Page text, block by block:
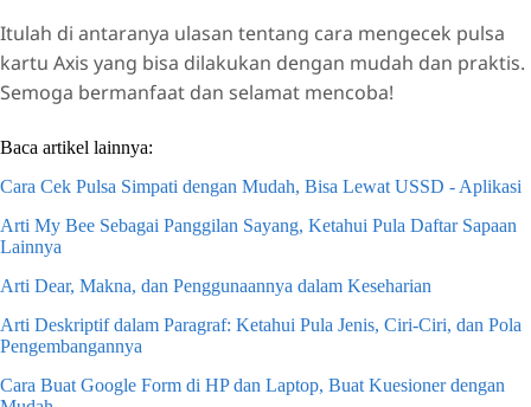
Itulah di antaranya ulasan tentang cara mengecek pulsa
kartu Axis yang bisa dilakukan dengan mudah dan praktis.
Semoga bermanfaat dan selamat mencoba!
Baca artikel lainnya:
Cara Cek Pulsa Simpati dengan Mudah, Bisa Lewat USSD - Aplikasi
Arti My Bee Sebagai Panggilan Sayang, Ketahui Pula Daftar Sapaan
Lainnya
Arti Dear, Makna, dan Penggunaannya dalam Keseharian
Arti Deskriptif dalam Paragraf: Ketahui Pula Jenis, Ciri-Ciri, dan Pola
Pengembangannya
Cara Buat Google Form di HP dan Laptop, Buat Kuesioner dengan